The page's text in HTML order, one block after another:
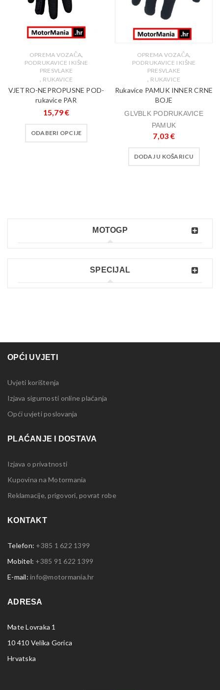
MOTOGP
SPECIJAL
OPREMA VOZAČA,
PODRUKAVICE I KIŠNE
PRESVLAKE
, RUKAVICE
VJETRO-NEPROPUSNE POD-
rukavice PAR
15,79€
ODABERI OPCIJE
OPREMA VOZAČA,
PODRUKAVICE I KIŠNE
PRESVLAKE
, RUKAVICE
Rukavice PAMUK INNER CRNE
BOJE
GLVBLK PODRUKAVICE
PAMUK
7,03 €
DODAJ U KOŠARICU
OPĆI UVJETI
Uvjeti korištenja
Izjava sigurnosti online plaćanja
Opći uvjeti poslovanja
PLAĆANJE I DOSTAVA
Izjava o privatnosti
Kupovina na Motormania
Reklamacije, prigovori, povrat robe
KONTAKT
Telefon: +385 1 622 1399
Mobitel: +385 91 622 1399
E-mail: info@motormania.hr
ADRESA
Mate Lovraka 1
10 410 Velika Gorica
Hrvatska